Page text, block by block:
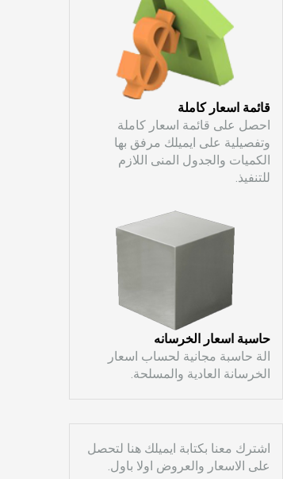
قائمة اسعار كاملة
احصل على قائمة اسعار كاملة
وتفصيلية على ايميلك مرفق بها
الكميات والجدول المنى اللازم
للتنفيذ.
حاسبة اسعار الخرسانه
الة حاسبة مجانية لحساب اسعار
الخرسانة العادية والمسلحة.
اشترك معنا بكتابة ايميلك هنا لتحصل
على الاسعار والعروض اولا باول.